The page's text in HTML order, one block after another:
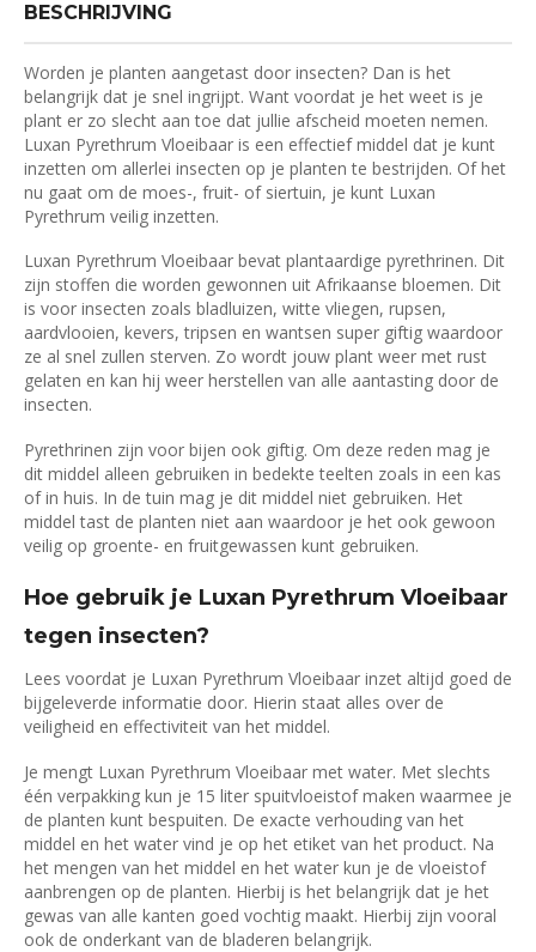
BESCHRIJVING
Worden je planten aangetast door insecten? Dan is het
belangrijk dat je snel ingrijpt. Want voordat je het weet is je
plant er zo slecht aan toe dat jullie afscheid moeten nemen.
Luxan Pyrethrum Vloeibaar is een effectief middel dat je kunt
inzetten om allerlei insecten op je planten te bestrijden. Of het
nu gaat om de moes-, fruit- of siertuin, je kunt Luxan
Pyrethrum veilig inzetten.
Luxan Pyrethrum Vloeibaar bevat plantaardige pyrethrinen. Dit
zijn stoffen die worden gewonnen uit Afrikaanse bloemen. Dit
is voor insecten zoals bladluizen, witte vliegen, rupsen,
aardvlooien, kevers, tripsen en wantsen super giftig waardoor
ze al snel zullen sterven. Zo wordt jouw plant weer met rust
gelaten en kan hij weer herstellen van alle aantasting door de
insecten.
Pyrethrinen zijn voor bijen ook giftig. Om deze reden mag je
dit middel alleen gebruiken in bedekte teelten zoals in een kas
of in huis. In de tuin mag je dit middel niet gebruiken. Het
middel tast de planten niet aan waardoor je het ook gewoon
veilig op groente- en fruitgewassen kunt gebruiken.
Hoe gebruik je Luxan Pyrethrum Vloeibaar
tegen insecten?
Lees voordat je Luxan Pyrethrum Vloeibaar inzet altijd goed de
bijgeleverde informatie door. Hierin staat alles over de
veiligheid en effectiviteit van het middel.
Je mengt Luxan Pyrethrum Vloeibaar met water. Met slechts
één verpakking kun je 15 liter spuitvloeistof maken waarmee je
de planten kunt bespuiten. De exacte verhouding van het
middel en het water vind je op het etiket van het product. Na
het mengen van het middel en het water kun je de vloeistof
aanbrengen op de planten. Hierbij is het belangrijk dat je het
gewas van alle kanten goed vochtig maakt. Hierbij zijn vooral
ook de onderkant van de bladeren belangrijk.